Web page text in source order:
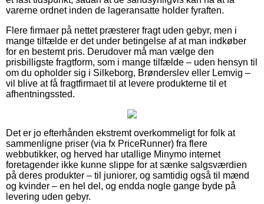
varerne ordnet inden de lageransatte holder fyraften.
Flere firmaer på nettet præsterer fragt uden gebyr, men i
mange tilfælde er det under betingelse af at man indkøber
for en bestemt pris. Derudover må man vælge den
prisbilligste fragtform, som i mange tilfælde – uden hensyn til
om du opholder sig i Silkeborg, Brønderslev eller Lemvig –
vil blive at få fragtfirmaet til at levere produkterne til et
afhentningssted.
Det er jo efterhånden ekstremt overkommeligt for folk at
sammenligne priser (via fx PriceRunner) fra flere
webbutikker, og herved har utallige Minymo internet
foretagender ikke kunne slippe for at sænke salgsværdien
på deres produkter – til juniorer, og samtidig også til mænd
og kvinder – en hel del, og endda nogle gange byde på
levering uden gebyr.